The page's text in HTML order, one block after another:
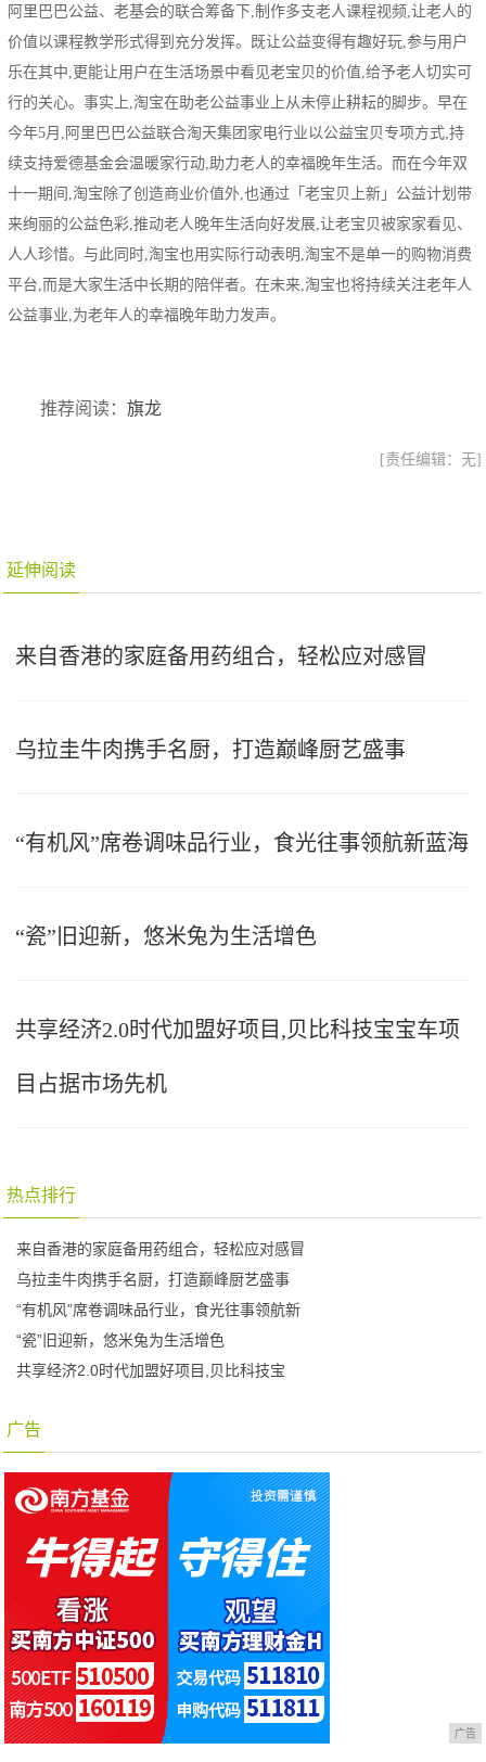
阿里巴巴公益、老基会的联合筹备下,制作多支老人课程视频,让老人的
价值以课程教学形式得到充分发挥。既让公益变得有趣好玩,参与用户
乐在其中,更能让用户在生活场景中看见老宝贝的价值,给予老人切实可
行的关心。事实上,淘宝在助老公益事业上从未停止耕耘的脚步。早在
今年5月,阿里巴巴公益联合淘天集团家电行业以公益宝贝专项方式,持
续支持爱德基金会温暖家行动,助力老人的幸福晚年生活。而在今年双
十一期间,淘宝除了创造商业价值外,也通过「老宝贝上新」公益计划带
来绚丽的公益色彩,推动老人晚年生活向好发展,让老宝贝被家家看见、
人人珍惜。与此同时,淘宝也用实际行动表明,淘宝不是单一的购物消费
平台,而是大家生活中长期的陪伴者。在未来,淘宝也将持续关注老年人
公益事业,为老年人的幸福晚年助力发声。
推荐阅读：旗龙
[责任编辑：无]
延伸阅读
来自香港的家庭备用药组合，轻松应对感冒
乌拉圭牛肉携手名厨，打造巅峰厨艺盛事
“有机风”席卷调味品行业，食光往事领航新蓝海
“瓷”旧迎新，悠米兔为生活增色
共享经济2.0时代加盟好项目,贝比科技宝宝车项
目占据市场先机
热点排行
来自香港的家庭备用药组合，轻松应对感冒
乌拉圭牛肉携手名厨，打造巅峰厨艺盛事
“有机风”席卷调味品行业，食光往事领航新
“瓷”旧迎新，悠米兔为生活增色
共享经济2.0时代加盟好项目,贝比科技宝
广告
广告